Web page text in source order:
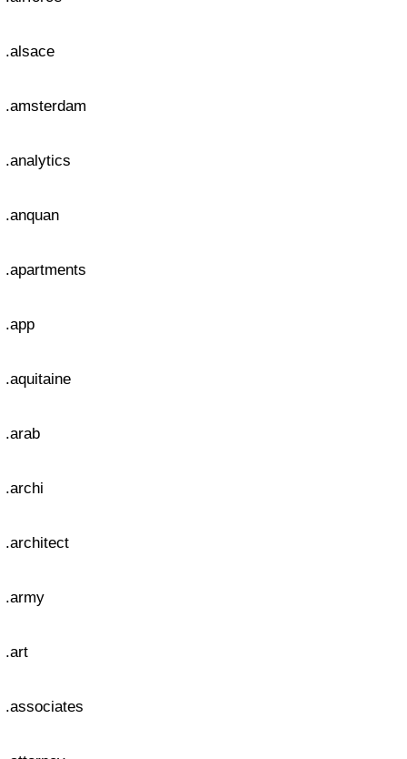
.alsace
.amsterdam
.analytics
.anquan
.apartments
.app
.aquitaine
.arab
.archi
.architect
.army
.art
.associates